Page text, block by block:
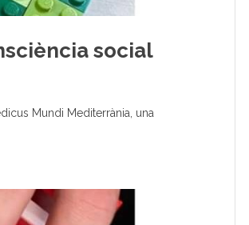
social
Mundi Mediterrània, una